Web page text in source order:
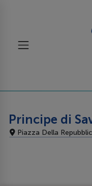
Principe di
Piazza Della